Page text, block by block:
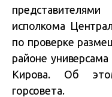
исполкома
по проверке
районе
Кирова. Об
горсовета.